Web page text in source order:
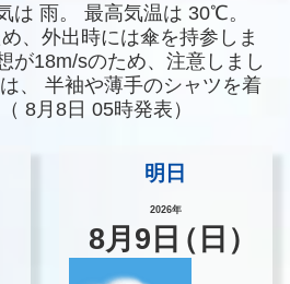
は 雨。 最高気温は 30℃。
、外出時には傘を持参しま
が18m/sのため、注意しまし
、
半袖や薄手のシャツを着
（ 8月8日 05時発表）
明日
2026年
8月 9 日（日）